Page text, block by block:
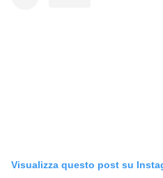
Visualizza questo post su